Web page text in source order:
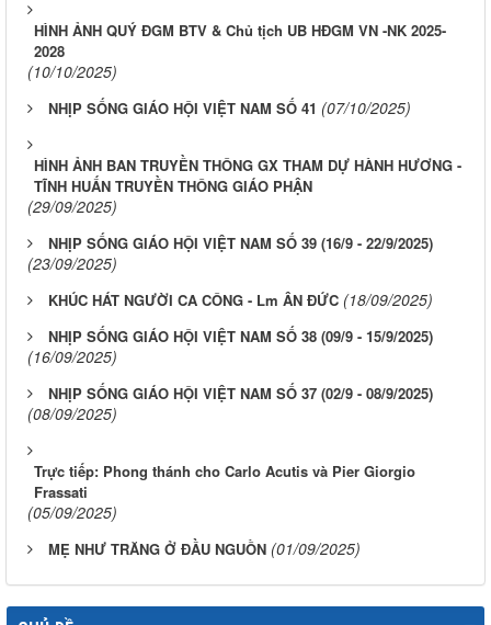
HÌNH ẢNH QUÝ ĐGM BTV & Chủ tịch UB HĐGM VN -NK 2025-
2028
(10/10/2025)
NHỊP SỐNG GIÁO HỘI VIỆT NAM SỐ 41 (07/10/2025)
HÌNH ẢNH BAN TRUYỀN THÔNG GX THAM DỰ HÀNH HƯƠNG -
TĨNH HUẤN TRUYỀN THÔNG GIÁO PHẬN
(29/09/2025)
NHỊP SỐNG GIÁO HỘI VIỆT NAM SỐ 39 (16/9 - 22/9/2025)
(23/09/2025)
KHÚC HÁT NGƯỜI CA CÔNG - Lm ÂN ĐỨC (18/09/2025)
NHỊP SỐNG GIÁO HỘI VIỆT NAM SỐ 38 (09/9 - 15/9/2025)
(16/09/2025)
NHỊP SỐNG GIÁO HỘI VIỆT NAM SỐ 37 (02/9 - 08/9/2025)
(08/09/2025)
Trực tiếp: Phong thánh cho Carlo Acutis và Pier Giorgio
Frassati
(05/09/2025)
MẸ NHƯ TRĂNG Ở ĐẦU NGUỒN (01/09/2025)